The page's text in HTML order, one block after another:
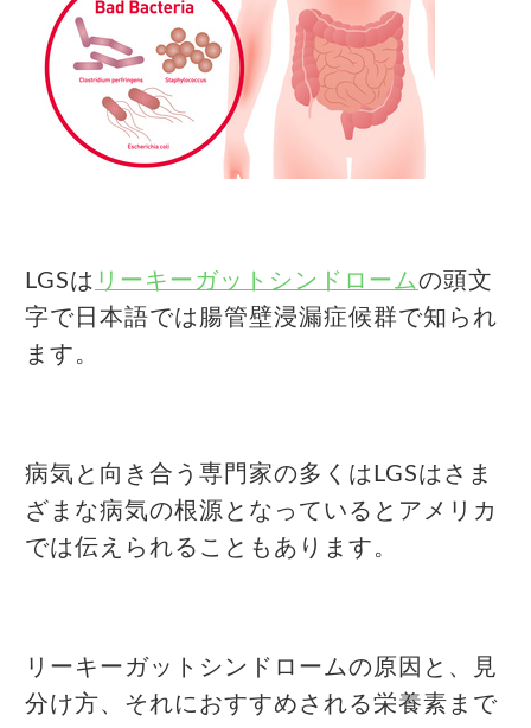
LGSは リーキーガットシンドロームの頭文
字で日本語では腸管壁浸漏症候群で知られ
ます。
病気と向き合う専門家の多くはLGSはさま
ざまな病気の根源となっているとアメリカ
では伝えられることもあります。
リーキーガットシンドロームの原因と、見
分け方、それにおすすめされる栄養素まで